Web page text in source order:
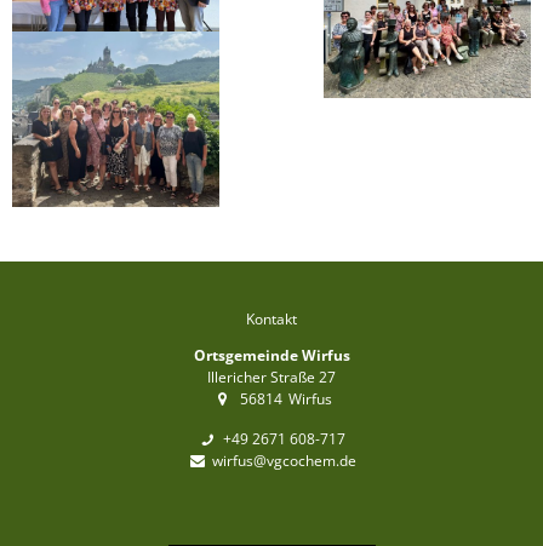
Die Sternsinger kommen
Registrierungsaktion in
F-Jugend Fußballturnier in
300 Jahre Altarweihe in der
Kontakt
Ortsgemeinde Wirfus
Illericher Straße 27
56814 Wirfus
+49 2671 608-717
wirfus@vgcochem.de